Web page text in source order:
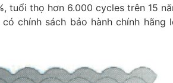
tuổi thọ hơn 6.000 cycles trên 15
chính sách bảo hành chính hãng